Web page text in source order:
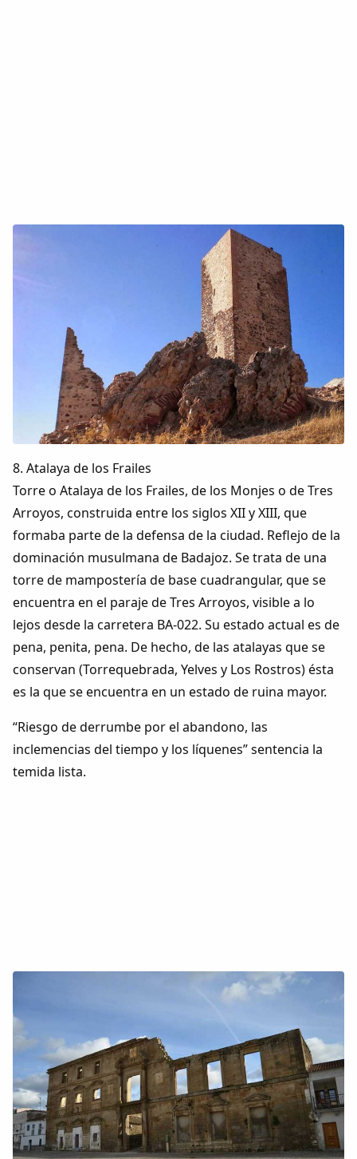
8. Atalaya de los Frailes
Torre o Atalaya de los Frailes, de los Monjes o de Tres
Arroyos, construida entre los siglos XII y XIII, que
formaba parte de la defensa de la ciudad. Reflejo de la
dominación musulmana de Badajoz. Se trata de una
torre de mampostería de base cuadrangular, que se
encuentra en el paraje de Tres Arroyos, visible a lo
lejos desde la carretera BA-022. Su estado actual es de
pena, penita, pena. De hecho, de las atalayas que se
conservan (Torrequebrada, Yelves y Los Rostros) ésta
es la que se encuentra en un estado de ruina mayor.
“Riesgo de derrumbe por el abandono, las
inclemencias del tiempo y los líquenes” sentencia la
temida lista.